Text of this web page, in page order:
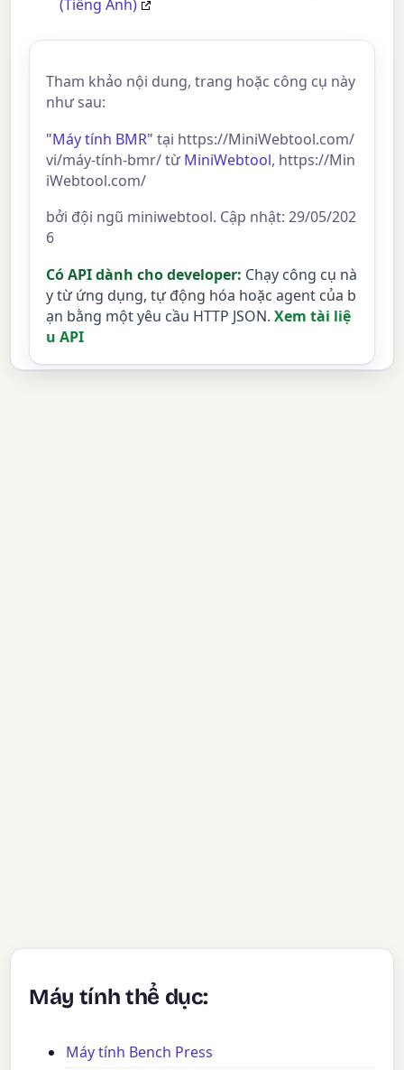
(Tiếng Anh)
Tham khảo nội dung, trang hoặc công cụ này
như sau:
"Máy tính BMR" tại https://MiniWebtool.com/
vi/máy-tính-bmr/ từMiniWebtool, https://Min
iWebtool.com/
bởi đội ngũ miniwebtool. Cập nhật: 29/05/202
6
Có API dành cho developer: Chạy công cụ nà
y từ ứng dụng, tự động hóa hoặc agent của b
ạn bằng một yêu cầu HTTP JSON. Xem tài liệ
u API
Máy tính thể dục:
Máy tính Bench Press